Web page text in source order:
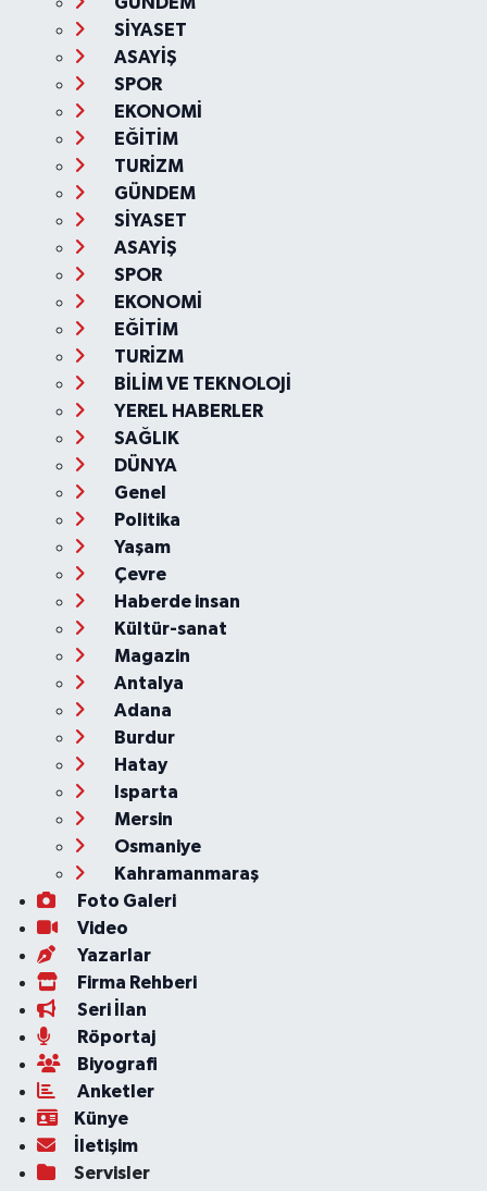
SİYASET
ASAYİŞ
SPOR
EKONOMİ
EĞİTİM
TURİZM
GÜNDEM
SİYASET
ASAYİŞ
SPOR
EKONOMİ
EĞİTİM
TURİZM
BİLİM VE TEKNOLOJİ
YEREL HABERLER
SAĞLIK
DÜNYA
Genel
Politika
Yaşam
Çevre
Haberde insan
Kültür-sanat
Magazin
Antalya
Adana
Burdur
Hatay
Isparta
Mersin
Osmaniye
Kahramanmaraş
Foto Galeri
Video
Yazarlar
Firma Rehberi
Seri İlan
Röportaj
Biyografi
Anketler
Künye
İletişim
Servisler